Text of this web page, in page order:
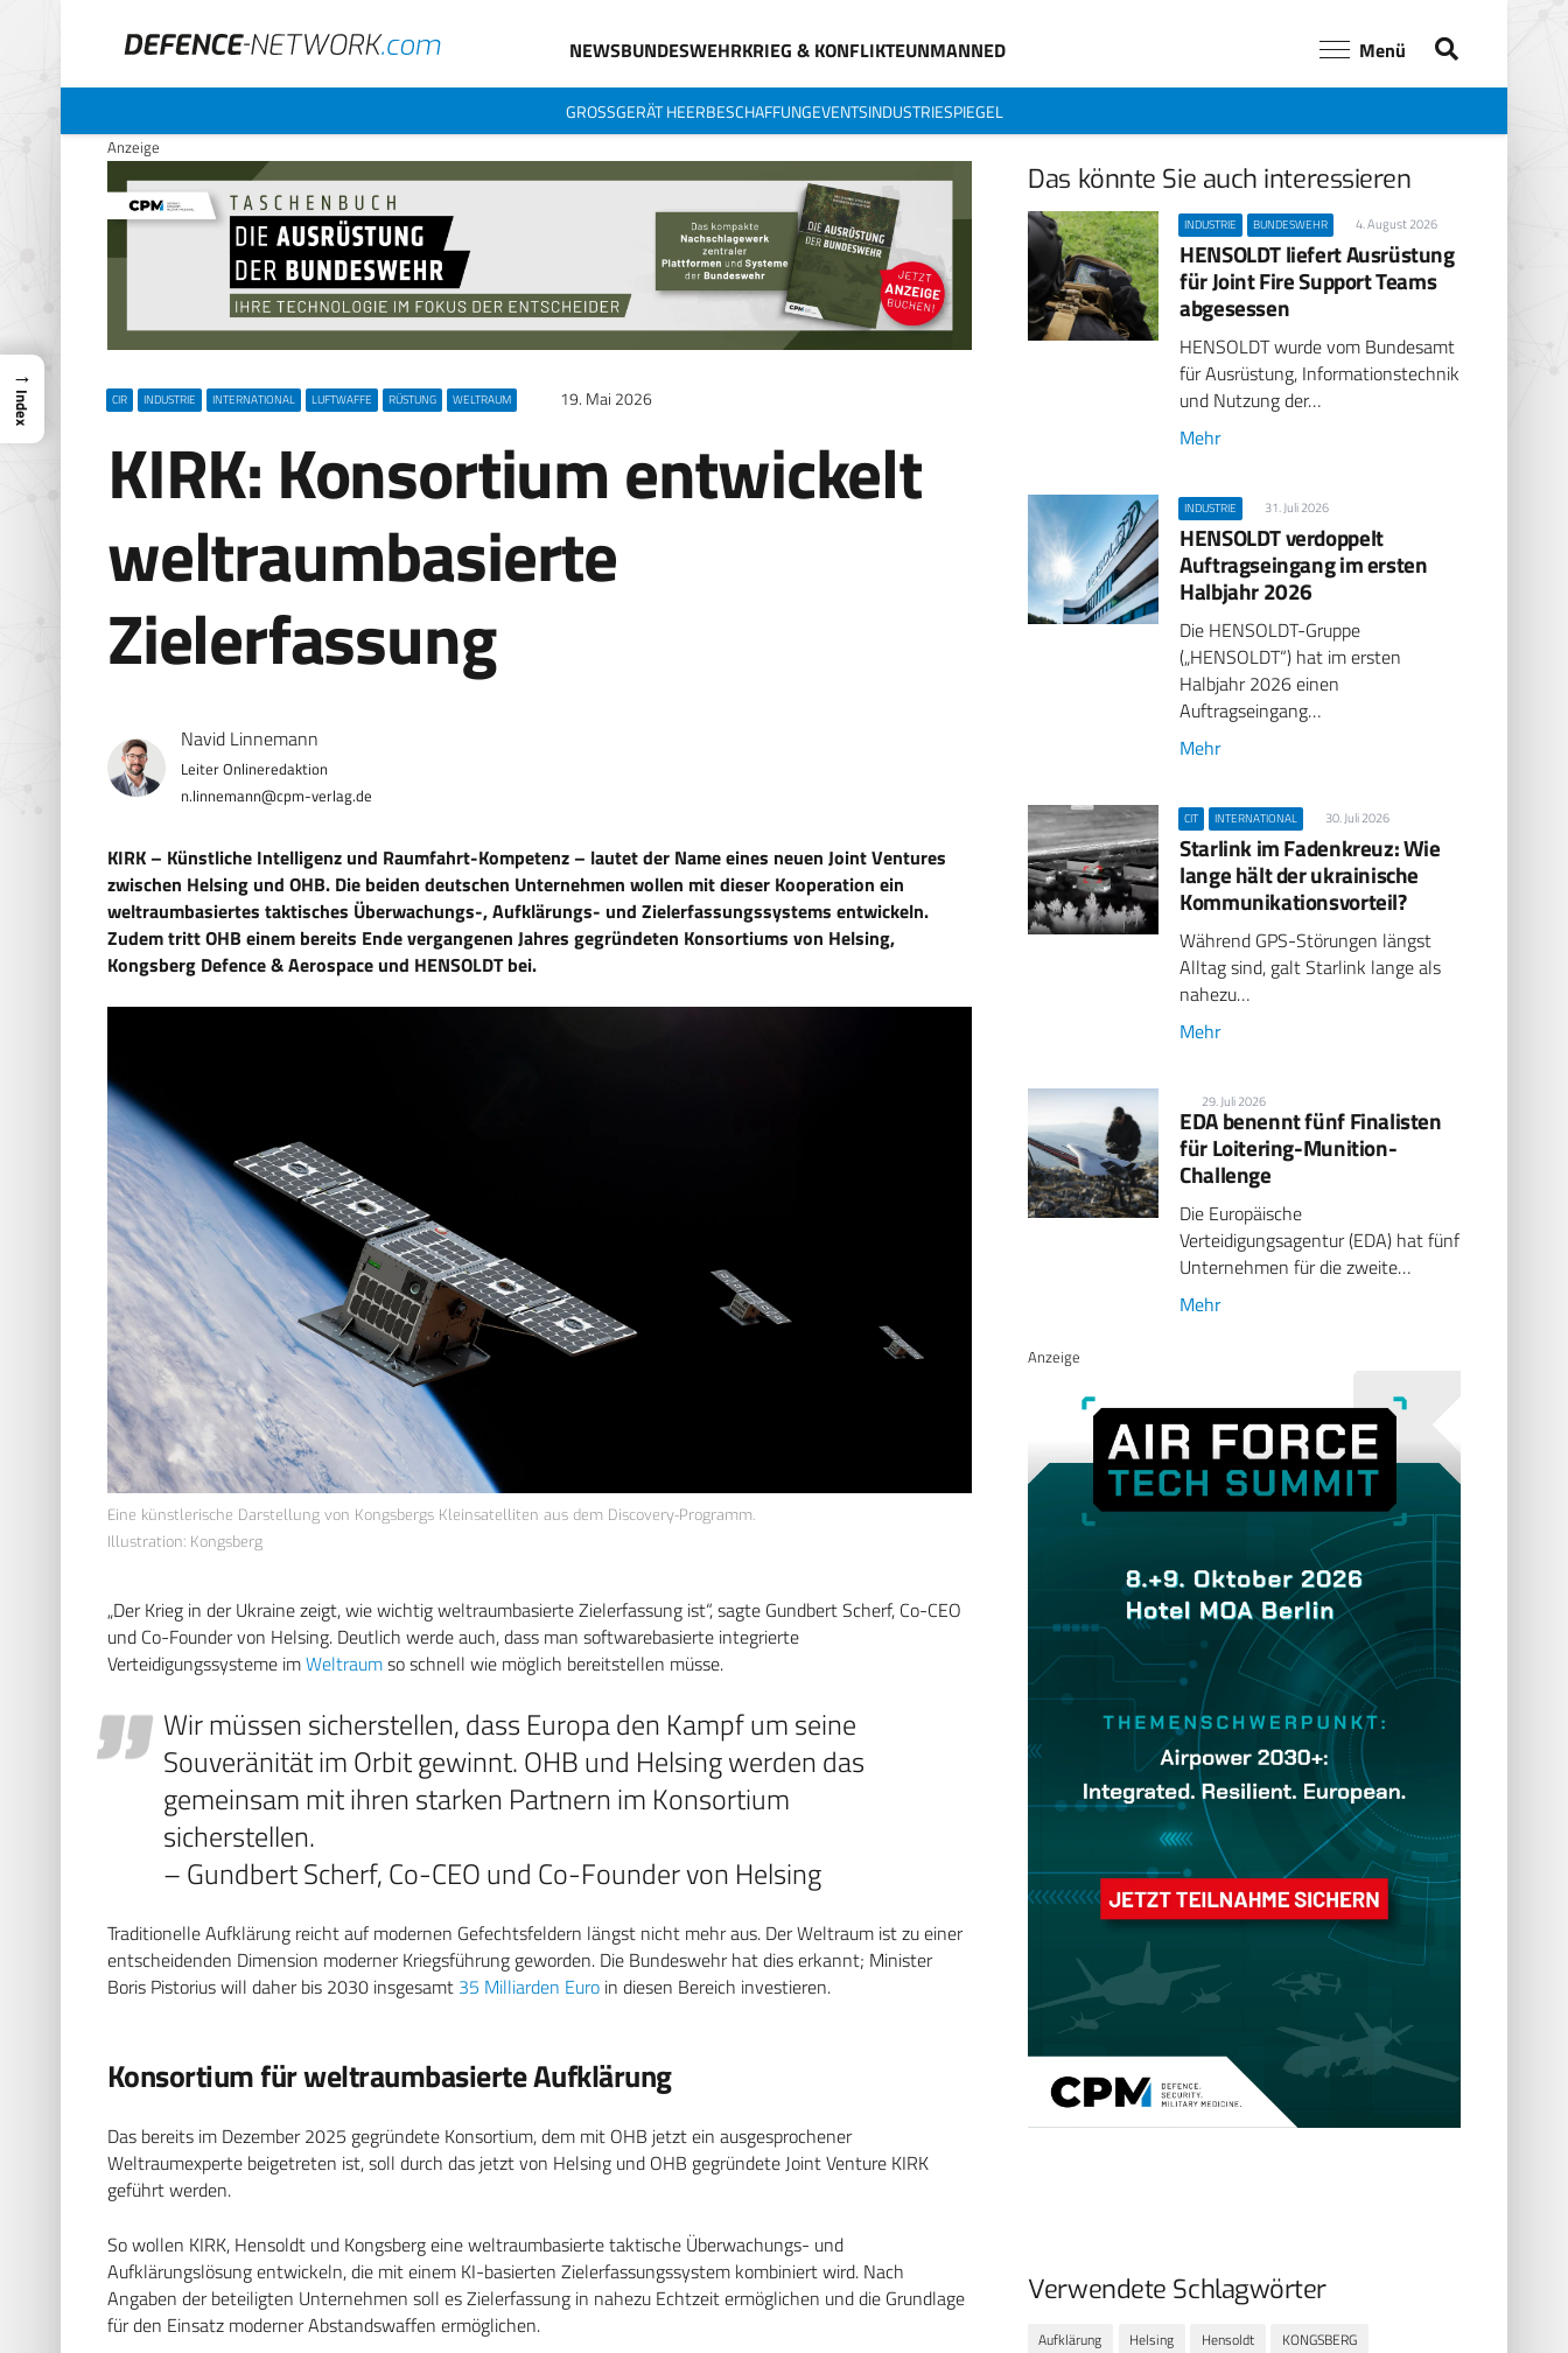
NEWSBUNDESWEHRKRIEG & KONFLIKTEUNMANNED Menü
GROSSGERÄT HEERBESCHAFFUNGEVENTSINDUSTRIESPIEGEL
Anzeige
CIR INDUSTRIE INTERNATIONAL LUFTWAFFE RÜSTUNG WELTRAUM 19. Mai 2026
KIRK: Konsortium entwickelt
weltraumbasierte
Zielerfassung
Navid Linnemann
Leiter Onlineredaktion
n.linnemann@cpm-verlag.de
KIRK – Künstliche Intelligenz und Raumfahrt-Kompetenz – lautet der Name eines neuen Joint Ventures
zwischen Helsing und OHB. Die beiden deutschen Unternehmen wollen mit dieser Kooperation ein
weltraumbasiertes taktisches Überwachungs-, Aufklärungs- und Zielerfassungssystems entwickeln.
Zudem tritt OHB einem bereits Ende vergangenen Jahres gegründeten Konsortiums von Helsing,
Kongsberg Defence & Aerospace und HENSOLDT bei.
Eine künstlerische Darstellung von Kongsbergs Kleinsatelliten aus dem Discovery-Programm.
Illustration: Kongsberg
„Der Krieg in der Ukraine zeigt, wie wichtig weltraumbasierte Zielerfassung ist“, sagte Gundbert Scherf, Co-CEO
und Co-Founder von Helsing. Deutlich werde auch, dass man softwarebasierte integrierte
Verteidigungssysteme imWeltraumso schnell wie möglich bereitstellen müsse.
Wir müssen sicherstellen, dass Europa den Kampf um seine
Souveränität im Orbit gewinnt. OHB und Helsing werden das
gemeinsam mit ihren starken Partnern im Konsortium
sicherstellen.
– Gundbert Scherf, Co-CEO und Co-Founder von Helsing
Traditionelle Aufklärung reicht auf modernen Gefechtsfeldern längst nicht mehr aus. Der Weltraum ist zu einer
entscheidenden Dimension moderner Kriegsführung geworden. Die Bundeswehr hat dies erkannt; Minister
Boris Pistorius will daher bis 2030 insgesamt 35 Milliarden Euro in diesen Bereich investieren.
Konsortium für weltraumbasierte Aufklärung
Das bereits im Dezember 2025 gegründete Konsortium, dem mit OHB jetzt ein ausgesprochener
Weltraumexperte beigetreten ist, soll durch das jetzt von Helsing und OHB gegründete Joint Venture KIRK
geführt werden.
So wollen KIRK, Hensoldt und Kongsberg eine weltraumbasierte taktische Überwachungs- und
Aufklärungslösung entwickeln, die mit einem KI-basierten Zielerfassungssystem kombiniert wird. Nach
Angaben der beteiligten Unternehmen soll es Zielerfassung in nahezu Echtzeit ermöglichen und die Grundlage
für den Einsatz moderner Abstandswaffen ermöglichen.
Das könnte Sie auch interessieren
INDUSTRIE BUNDESWEHR 4. August 2026
HENSOLDT liefert Ausrüstung
für Joint Fire Support Teams
abgesessen
HENSOLDT wurde vom Bundesamt
für Ausrüstung, Informationstechnik
und Nutzung der…
Mehr
INDUSTRIE 31. Juli 2026
HENSOLDT verdoppelt
Auftragseingang im ersten
Halbjahr 2026
Die HENSOLDT-Gruppe
(„HENSOLDT“) hat im ersten
Halbjahr 2026 einen
Auftragseingang…
Mehr
CIT INTERNATIONAL 30. Juli 2026
Starlink im Fadenkreuz: Wie
lange hält der ukrainische
Kommunikationsvorteil?
Während GPS-Störungen längst
Alltag sind, galt Starlink lange als
nahezu…
Mehr
29. Juli 2026
EDA benennt fünf Finalisten
für Loitering-Munition-
Challenge
Die Europäische
Verteidigungsagentur (EDA) hat fünf
Unternehmen für die zweite…
Mehr
Anzeige
Verwendete Schlagwörter
Aufklärung Helsing Hensoldt
KONGSBERG
→
Index